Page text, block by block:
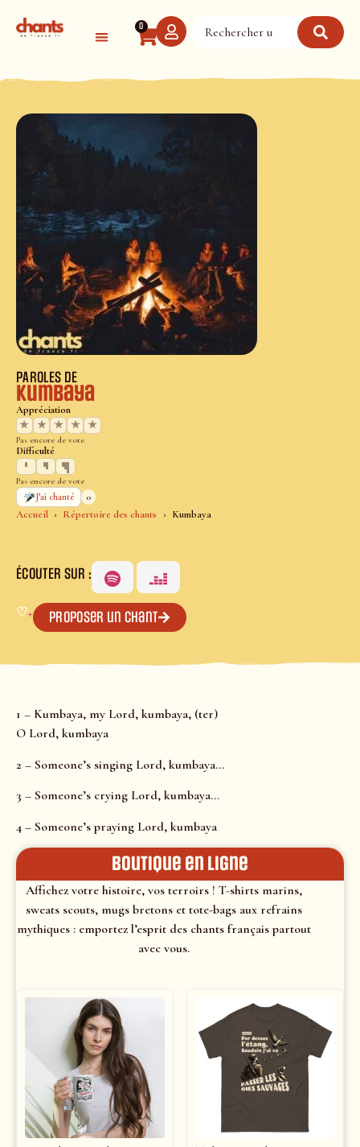
0
Accueil Répertoire des chants Kumbaya
PAROLES DE
Kumbaya
Appréciation
★
★ ★ ★ ★
Pas encore de vote
Difficulté
Pas encore de vote
J’ai chanté
0
ÉCOUTER SUR :
♡+ Proposer un chant
1 – Kumbaya, my Lord, kumbaya, (ter)
O Lord, kumbaya
2 – Someone’s singing Lord, kumbaya…
3 – Someone’s crying Lord, kumbaya…
4 – Someone’s praying Lord, kumbaya
Boutique en ligne
Affichez votre histoire, vos terroirs ! T-shirts marins,
sweats scouts, mugs bretons et tote-bags aux refrains
mythiques : emportez l’esprit des chants français partout
avec vous.